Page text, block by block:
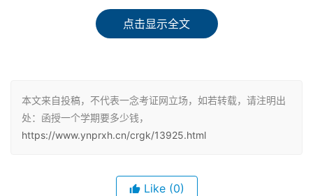
一些，在3000元左右每年。函授高升专(专科-2)的学费大
约在每学年1500-2500元不等，而且，在缴纳学费的同时
教材费则根据课程而定，一般在几百元到一千元之间。需要
注意的是，成考是需要等到考生查到录取动态结果显示被院
考院校或者正规的函授站，两个地方在入学报到的时候交
点击显示全文
本文来自投稿，不代表一念考证网立场，如若转载，请注明出
处：函授一个学期要多少钱，
https://www.ynprxh.cn/crgk/13925.html
Like (0)